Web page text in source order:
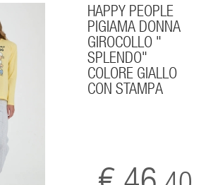
HAPPY PEOPLE
PIGIAMA DONNA
GIROCOLLO "
SPLENDO"
COLORE GIALLO
CON STAMPA